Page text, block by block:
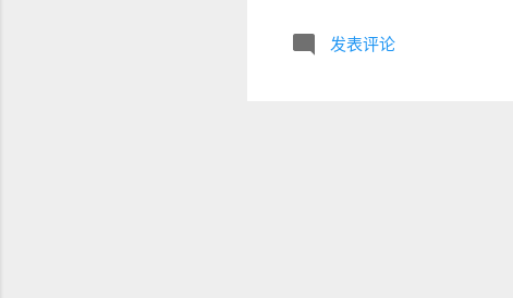
ܐܶܬ݂ܝܶܠܶܕ ——「当……已经出生的时候」 ܟ݁ܰܕ݂：当……的时候 ܕ݁ܶܝܢ：于是、而、承接前文 ܐܶܬ݂ܝܶܠܶܕ：被生、已经出生（被动） 对应
发表评论